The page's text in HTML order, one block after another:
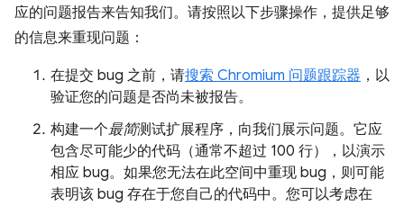
应的问题报告来告知我们。请按照以下步骤操作，提供足够
的信息来重现问题：
在提交 bug 之前，请搜索 Chromium 问题跟踪器 ，以
验证您的问题是否尚未被报告。
构建一个最简测试扩展程序，向我们展示问题。它应
包含尽可能少的代码（通常不超过 100 行），以演示
相应 bug。如果您无法在此空间中重现 bug，则可能
表明该 bug 存在于您自己的代码中。您可以考虑在